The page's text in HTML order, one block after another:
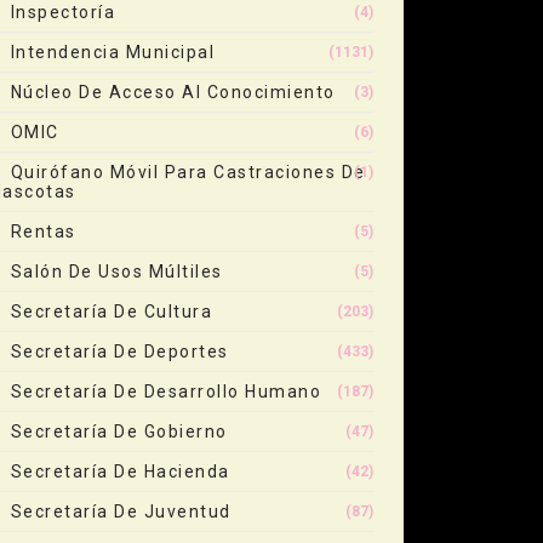
Inspectoría (4)
Intendencia Municipal (1131)
Núcleo De Acceso Al Conocimiento (3)
OMIC (6)
Quirófano Móvil Para Castraciones De(1)
Rentas (5)
Salón De Usos Múltiles (5)
Secretaría De Cultura (203)
Secretaría De Deportes (433)
Secretaría De Desarrollo Humano (187)
Secretaría De Gobierno (47)
Secretaría De Hacienda (42)
Secretaría De Juventud (87)